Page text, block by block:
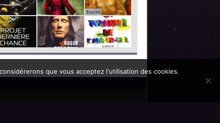
que vous acceptez l'utilisation des cookies.